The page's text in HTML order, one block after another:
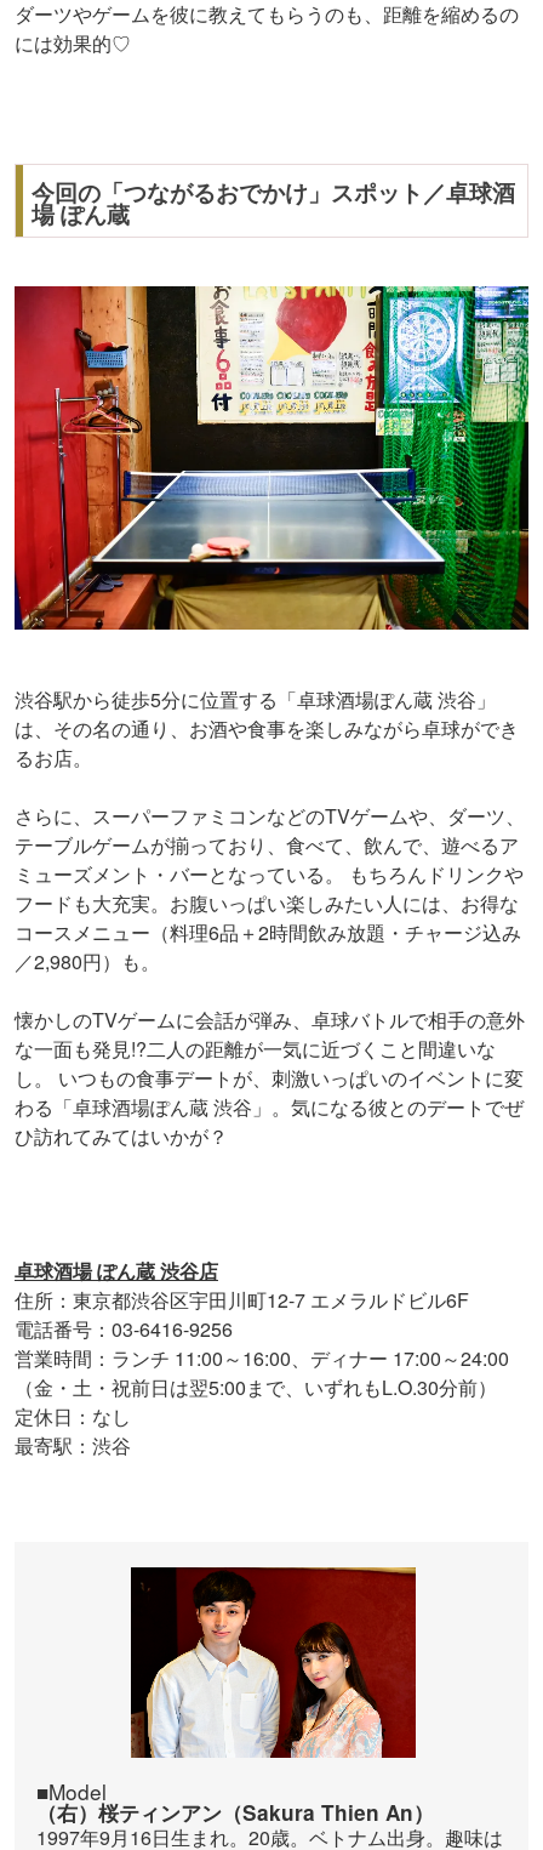
ダーツやゲームを彼に教えてもらうのも、距離を縮めるの
には効果的♡
今回の「つながるおでかけ」スポット／卓球酒
場 ぽん蔵
渋谷駅から徒歩5分に位置する「卓球酒場ぽん蔵 渋谷」
は、その名の通り、お酒や食事を楽しみながら卓球ができ
るお店。
さらに、スーパーファミコンなどのTVゲームや、ダーツ、
テーブルゲームが揃っており、食べて、飲んで、遊べるア
ミューズメント・バーとなっている。 もちろんドリンクや
フードも大充実。お腹いっぱい楽しみたい人には、お得な
コースメニュー（料理6品＋2時間飲み放題・チャージ込み
／2,980円）も。
懐かしのTVゲームに会話が弾み、卓球バトルで相手の意外
な一面も発見!?二人の距離が一気に近づくこと間違いな
し。 いつもの食事デートが、刺激いっぱいのイベントに変
わる「卓球酒場ぽん蔵 渋谷」。気になる彼とのデートでぜ
ひ訪れてみてはいかが？
卓球酒場 ぽん蔵 渋谷店
住所：東京都渋谷区宇田川町12-7 エメラルドビル6F
電話番号：03-6416-9256
営業時間：ランチ 11:00～16:00、ディナー 17:00～24:00
（金・土・祝前日は翌5:00まで、いずれもL.O.30分前）
定休日：なし
最寄駅：渋谷
■Model
（右）桜ティンアン（Sakura Thien An）
1997年9月16日生まれ。20歳。ベトナム出身。趣味は